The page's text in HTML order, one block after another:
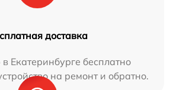
доставка
Екатеринбурге бесплатно
на ремонт и обратно.